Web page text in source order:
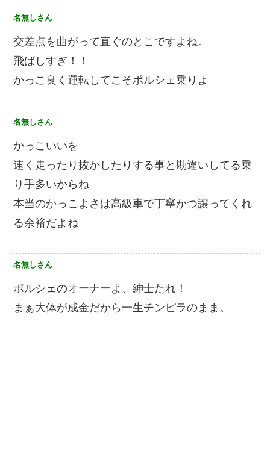
名無しさん
交差点を曲がって直ぐのとこですよね。
飛ばしすぎ！！
かっこ良く運転してこそポルシェ乗りよ
名無しさん
かっこいいを
速く走ったり抜かしたりする事と勘違いしてる乗
り手多いからね
本当のかっこよさは高級車で丁寧かつ譲ってくれ
る余裕だよね
名無しさん
ポルシェのオーナーよ、紳士たれ！
まぁ大体が成金だから一生チンピラのまま。